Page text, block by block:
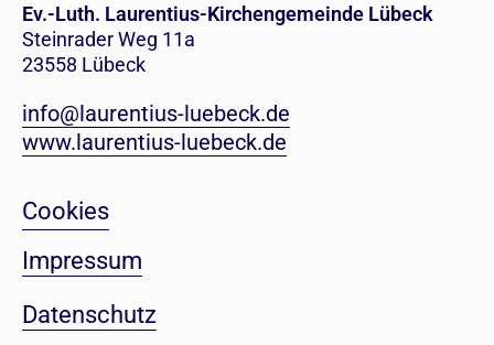
Ev.-Luth. Laurentius-Kirchengemeinde Lübeck
Steinrader Weg 11a
23558 Lübeck
info@laurentius-luebeck.de
www.laurentius-luebeck.de
Cookies
Impressum
Datenschutz